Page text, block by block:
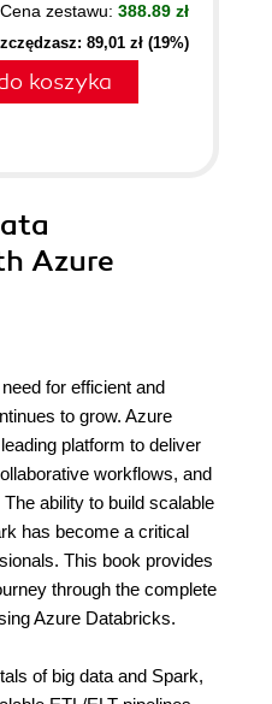
Cena zestawu: 388.89 zł
89,01 zł (19%)
koszyka
Azure
for efficient and
to grow. Azure
platform to deliver
workflows, and
ability to build scalable
has become a critical
This book provides
through the complete
Azure Databricks.
of big data and Spark,